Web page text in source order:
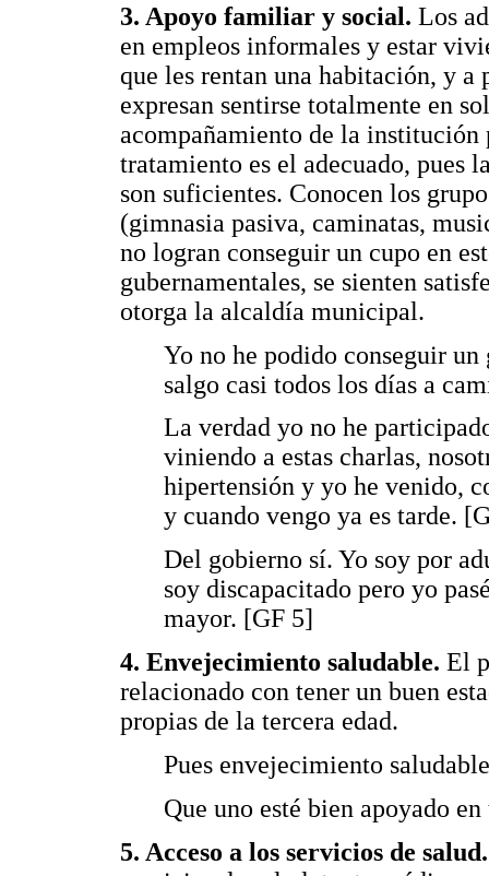
3. Apoyo familiar y social. Los
en empleos informales y estar
que les rentan una habitación, y
expresan sentirse totalmente en
acompañamiento de la institución
tratamiento es el adecuado, pues
son suficientes. Conocen los
(gimnasia pasiva, caminatas,
no logran conseguir un cupo en
gubernamentales, se sienten
otorga la alcaldía municipal.
Yo no he podido conseguir
salgo casi todos los días a
La verdad yo no he
viniendo a estas charlas,
hipertensión y yo he venido,
y cuando vengo ya es tarde.
Del gobierno sí. Yo soy por
soy discapacitado pero yo
mayor. [GF 5]
4. Envejecimiento saludable. El
relacionado con tener un buen
propias de la tercera edad.
Pues envejecimiento
Que uno esté bien apoyado
5. Acceso a los servicios de